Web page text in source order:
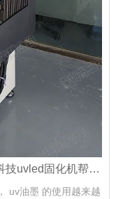
【UV油墨】UV油墨固化问题，三昆科技uvled固化机帮助您解决
uv油墨 的使用越来越